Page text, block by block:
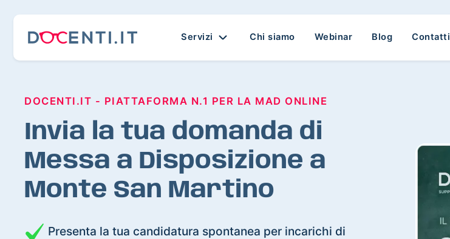
Servizi Chi siamo Webinar Blog Contatti
DOCENTI.IT - PIATTAFORMA N.1 PER LA MAD ONLINE
Invia la tua domanda di
Messa a Disposizione a
Monte San Martino
Presenta la tua candidatura spontanea per incarichi di